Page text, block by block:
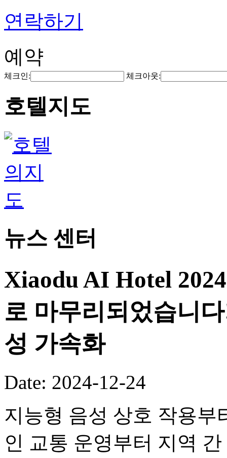
연락하기
예약
체크인: 체크아웃:
호텔지도
뉴스 센터
Xiaodu AI Hotel
로 마무리되었습니
성 가속화
Date: 2024-12-24
지능형 음성 상호 작용부
인 교통 운영부터 지역